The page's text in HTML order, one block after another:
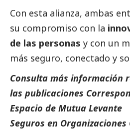
Con esta alianza, ambas
su compromiso con la
de las personas y con un
más seguro, conectado y
Consulta más información
las publicaciones
Espacio de Mutua Levante
Seguros en